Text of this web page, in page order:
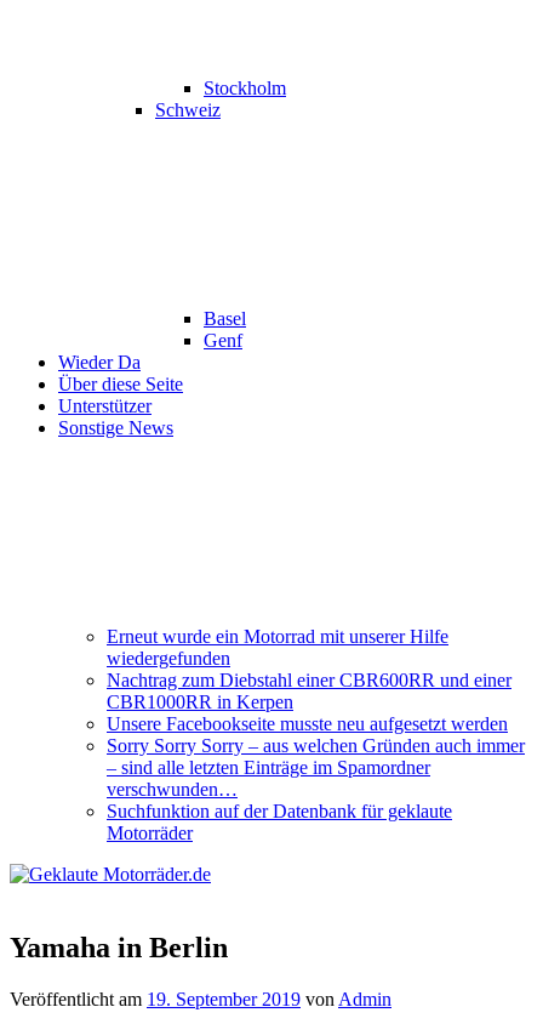
Stockholm
Schweiz
Basel
Genf
Wieder Da
Über diese Seite
Unterstützer
Sonstige News
Erneut wurde ein Motorrad mit unserer Hilfe
wiedergefunden
Nachtrag zum Diebstahl einer CBR600RR und einer
CBR1000RR in Kerpen
Unsere Facebookseite musste neu aufgesetzt werden
Sorry Sorry Sorry – aus welchen Gründen auch immer
– sind alle letzten Einträge im Spamordner
verschwunden…
Suchfunktion auf der Datenbank für geklaute
Motorräder
Yamaha in Berlin
Veröffentlicht am 19. September 2019 von Admin